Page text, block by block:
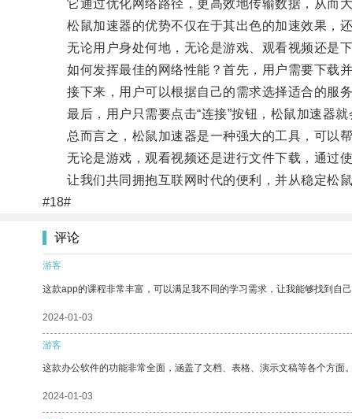
它通过优化网络路径，更高效地传输数据，从而大
松鼠加速器的优势不仅在于其出色的加速效果，还
无论用户身处何地，无论是游戏、观看视频还是下
如何发挥最佳的网络性能？首先，用户需要下载并
接下来，用户可以根据自己的需求选择适合的服务
最后，用户只需要点击“连接”按钮，松鼠加速器就
总而言之，松鼠加速器是一种强大的工具，可以帮
无论是游戏，观看视频还是进行文件下载，通过使
让我们共同拥抱互联网时代的便利，并从稳定松鼠
#18#
评论
游客
这款app的课程非常丰富，可以满足我不同的学习需求，让我能够找到自己
2024-01-03
游客
这款办公软件的功能非常全面，涵盖了文档、表格、演示文稿等各个方面
2024-01-03